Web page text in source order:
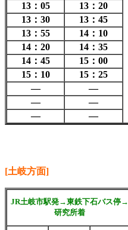
13：05
13：20
13：30
13：45
13：55
14：10
14：20
14：35
14：45
15：00
15：10
15：25
―
―
―
―
―
―
[土岐方面]
JR土岐市駅発→東鉄下石バス停→
研究所着